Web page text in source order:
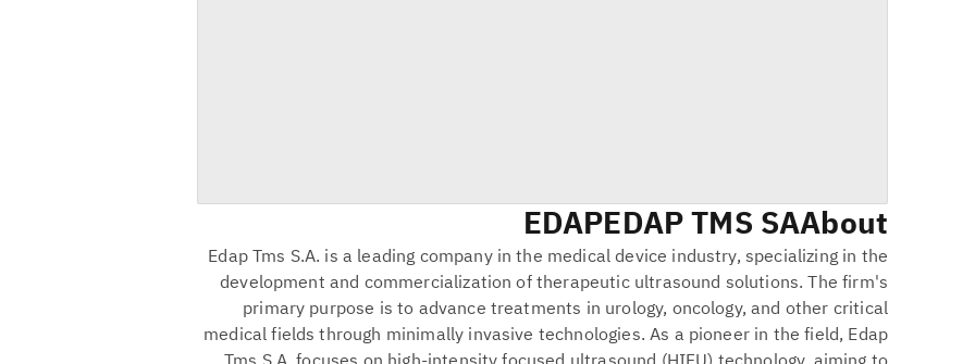
About
EDAP TMS SA
EDAP
Edap Tms S.A. is a leading company in the medical device industry, specializing in the
development and commercialization of therapeutic ultrasound solutions. The firm's
primary purpose is to advance treatments in urology, oncology, and other critical
medical fields through minimally invasive technologies. As a pioneer in the field, Edap